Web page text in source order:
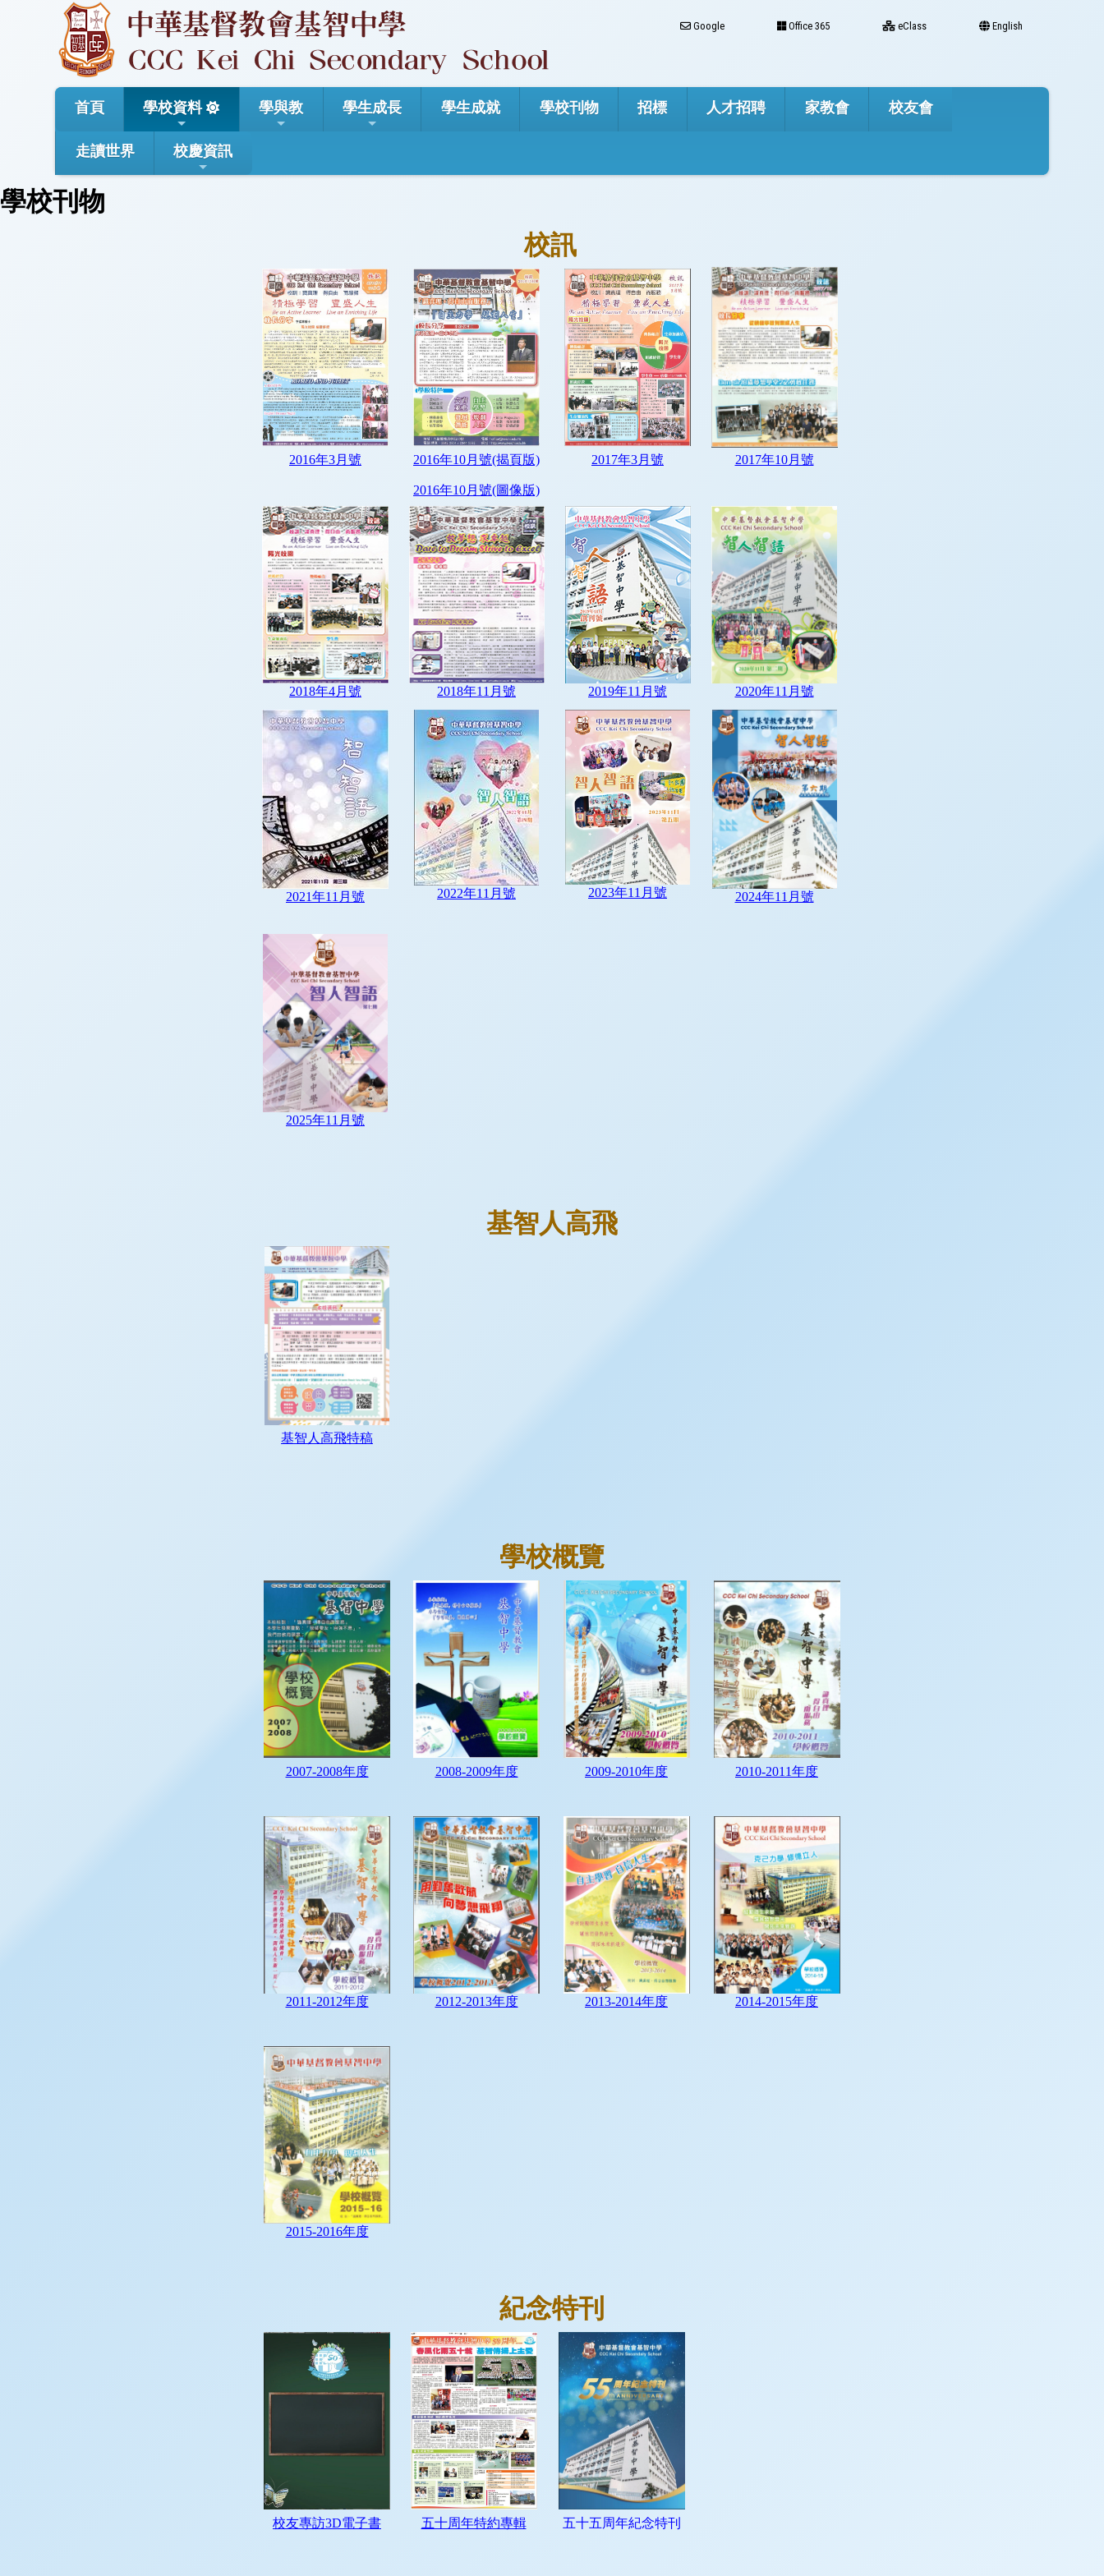
Google Office 365 eClass English
首頁 學校資料 學與教 學生成長 學生成就 學校刊物 招標 人才招聘 家教會 校友會
走讀世界 校慶資訊
學校刊物